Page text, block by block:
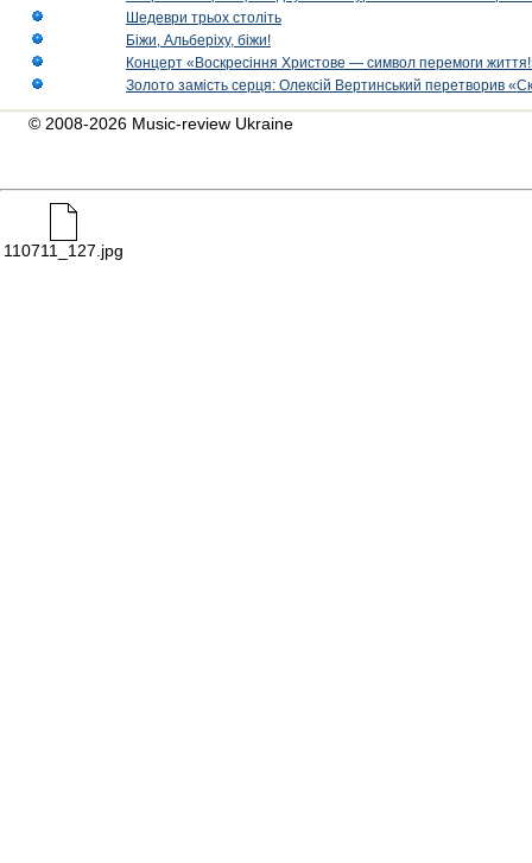
Шедеври трьох століть
Біжи, Альберіху, біжи!
Концерт «Воскресіння Христове — символ перемоги
Золото замість серця: Олексій Вертинський перетворив
© 2008-2026 Music-review Ukraine
110711_127.jpg